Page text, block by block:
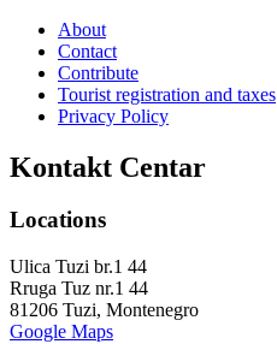
About
Contact
Contribute
Tourist registration and taxes
Privacy Policy
Kontakt Centar
Locations
Ulica Tuzi br.1 44
Rruga Tuz nr.1 44
81206 Tuzi, Montenegro
Google Maps